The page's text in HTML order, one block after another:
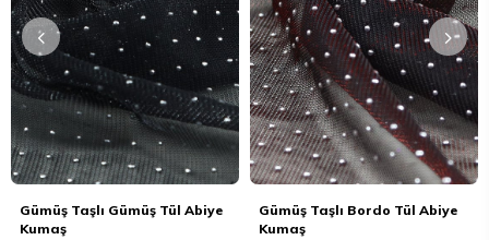
Gümüş Taşlı Gümüş Tül Abiye
Kumaş
Gümüş Taşlı Bordo Tül Abiye
Kumaş